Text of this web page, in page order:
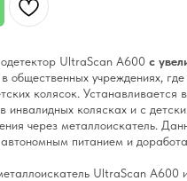
UltraScan A600 с
общественных учреждениях,
колясок. Устанавливается
инвалидных колясках и с
через металлоискатель.
питанием и
UltraScan A600